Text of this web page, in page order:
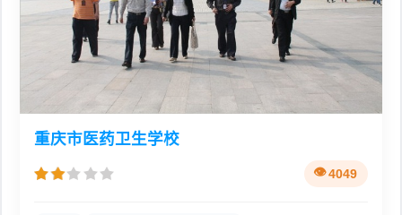
重庆市医药卫生学校
4049